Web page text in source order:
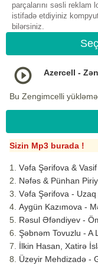
parçalarını səsli reklam
istifadə etdiyiniz
bilərsiniz.
Azercell -
Bu Zengimcelli
Sizin Mp3 burada !
Vəfa Şərifova &
Nəfəs & Pünhan
Vəfa Şərifova -
Aygün Kazımova -
Rəsul Əfəndiyev -
Şəbnəm Tovuzlu - A
İlkin Hasan, Xatirə
Üzeyir Mehdizadə -